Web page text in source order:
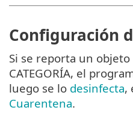
Configuración
Si se reporta un
CATEGORÍA, el
luego se lo desinfecta,
Cuarentena.